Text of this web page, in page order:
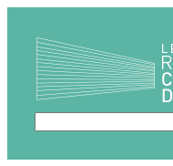
contenu
Rechercher